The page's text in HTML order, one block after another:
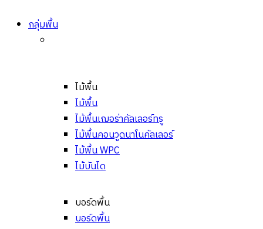
กลุ่มพื้น
ไม้พื้น
ไม้พื้น
ไม้พื้นเฌอร่าคัลเลอร์ทรู
ไม้พื้นคอนวูดนาโนคัลเลอร์
ไม้พื้น WPC
ไม้บันได
บอร์ดพื้น
บอร์ดพื้น